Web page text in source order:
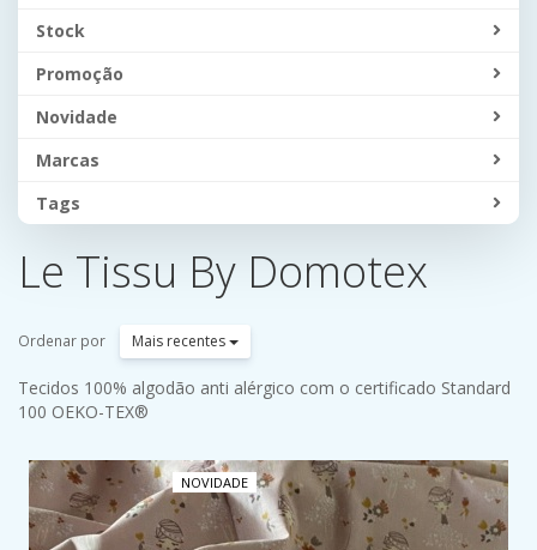
Stock
Promoção
Novidade
Marcas
Tags
Le Tissu By Domotex
Ordenar por Mais recentes
Tecidos 100% algodão anti alérgico com o certificado Standard
100 OEKO-TEX®
NOVIDADE